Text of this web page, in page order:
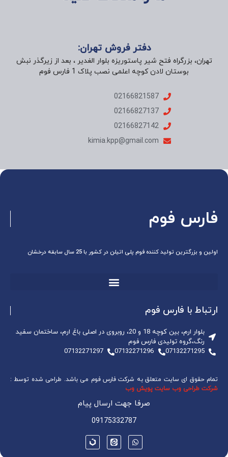
دفتر فروش تهران:
تهران، بزرگراه فتح شیر پاستوریزه بلوار الغدیر ، بعد از زیرگذر نبش
بوستان لادن کوچه اعلمی نصب پلاک 1 فارس فوم
02166821587
02166827137
02166827142
kimia.kpp@gmail.com
فارس فوم
اولین و بزرگترین تولید کننده فوم پلی اتیلن در کشور با 25 سال سابقه درخشان
ارتباط با فارس فوم
بلوار ارم، بین کوچه 18 و 20، روبروی در اصلی باغ ارم، ساختمان سفید
رنگ،گروه تولیدی فارس فوم
07132271295
07132271296
07132271297
تمام حقوق ای سایت متعلق به شرکت فارس فوم می باشد. طراحی شده توسط :
شرکت طراحی وب سایت پویش وب
صرفا جهت ارسال پیام
09175332787